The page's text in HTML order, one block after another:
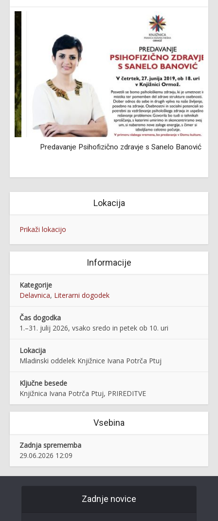
Predavanje Psihofizično zdravje s Sanelo Banović
Lokacija
Prikaži lokacijo
Informacije
Kategorije
Delavnica, Literarni dogodek
Čas dogodka
1.–31. julij 2026, vsako sredo in petek ob 10. uri
Lokacija
Mladinski oddelek Knjižnice Ivana Potrča Ptuj
Ključne besede
Knjižnica Ivana Potrča Ptuj, PRIREDITVE
Vsebina
Zadnja sprememba
29.06.2026 12:09
Zadnje novice